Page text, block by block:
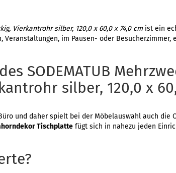
Vierkantrohr silber, 120,0 x 60,0 x 74,0 cm ist ein
Veranstaltungen, im Pausen- oder Besucherzimmer,
SODEMATUB
silber, 120,0 x
und daher spielt bei der Möbelauswahl auch die
Tischplatte fügt sich in nahezu jeden